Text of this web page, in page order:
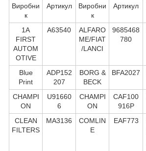
Виробни
к
Артикул
Виробни
к
Артикул
1A
FIRST
AUTOM
OTIVE
A63540
ALFARO
ME/FIAT
/LANCI
9685468
780
Blue
Print
ADP152
207
BORG &
BECK
BFA2027
CHAMPI
ON
U91660
6
CHAMPI
ON
CAF100
916P
CLEAN
FILTERS
MA3136
COMLIN
E
EAF773